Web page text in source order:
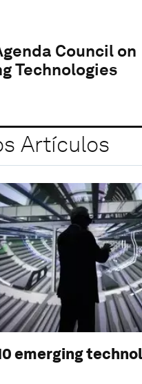
Council on
Technologies
Artículos
emerging